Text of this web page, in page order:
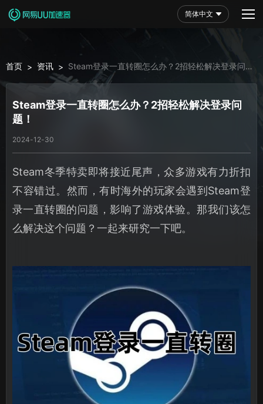
简体中文
首页 > 资讯 > Steam登录一直转圈怎么办？2招轻松解决登录问
题！
Steam登录一直转圈怎么办？2招轻松解决登录问
题！
2024-12-30
Steam冬季特卖即将接近尾声，众多游戏有力折扣
不容错过。然而，有时海外的玩家会遇到Steam登
录一直转圈的问题，影响了游戏体验。那我们该怎
么解决这个问题？一起来研究一下吧。